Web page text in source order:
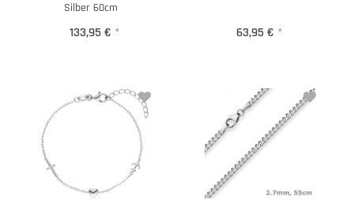
Silber 60cm
133,95 € * 63,95 € *